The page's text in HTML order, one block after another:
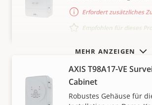
MEHR ANZEIGEN
Erfordert zusätzliches
Empfohlen für dieses
AXIS T98A17-VE
Cabinet
Robustes Gehäuse für
AUSLAUFPRODUKTE